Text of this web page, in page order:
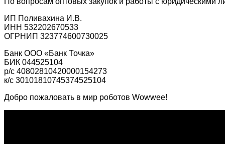
ИП Поливахина И.В.
ИНН 532202670533
ОГРНИП 323774600730025
Банк ООО «Банк Точка»
БИК 044525104
р/с 40802810420000154273
к/с 30101810745374525104
Добро пожаловать в мир роботов Wowwee!